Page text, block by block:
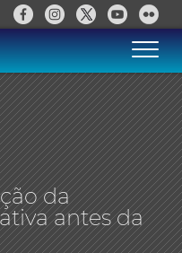
da
antes da